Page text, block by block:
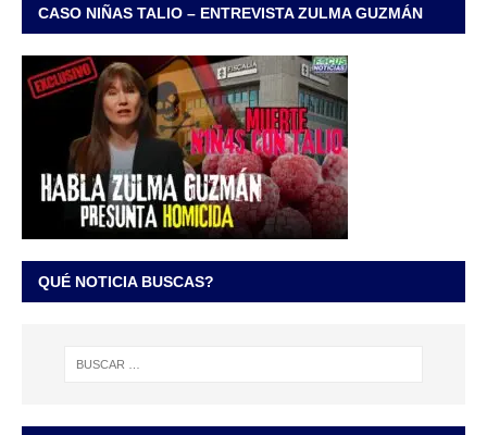
CASO NIÑAS TALIO – ENTREVISTA ZULMA GUZMÁN
QUÉ NOTICIA BUSCAS?